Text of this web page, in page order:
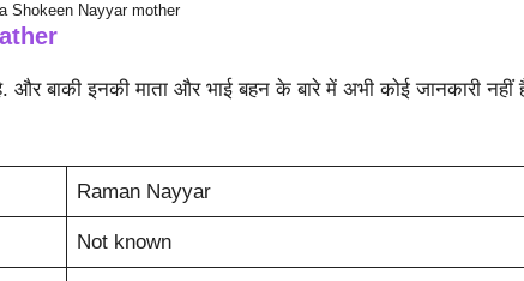
Shokeen Nayyar mother
बाकी इनकी माता और भाई बहन के बारे में अभी कोई जानकारी नहीं
Raman Nayyar
Not known